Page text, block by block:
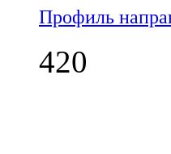
Профиль
420